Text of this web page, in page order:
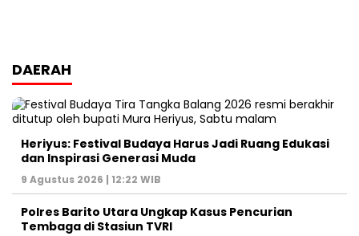
DAERAH
Heriyus: Festival Budaya Harus Jadi Ruang Edukasi
dan Inspirasi Generasi Muda
9 Agustus 2026 | 12:22 WIB
Polres Barito Utara Ungkap Kasus Pencurian
Tembaga di Stasiun TVRI